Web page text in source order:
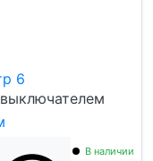
В наличии